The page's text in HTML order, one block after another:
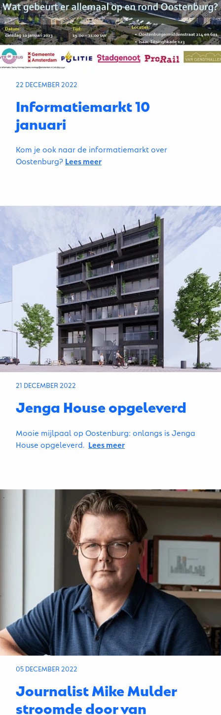
22 DECEMBER 2022
Informatiemarkt 10
januari
Kom je ook naar de informatiemarkt over
Oostenburg? Lees meer
21 DECEMBER 2022
Jenga House opgeleverd
Mooie mijlpaal op Oostenburg: onlangs is Jenga
House opgeleverd. Lees meer
05 DECEMBER 2022
Journalist Mike Mulder
stroomde door van